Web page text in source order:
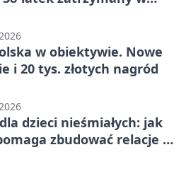
w obiektywie. Nowe
i 20 tys. złotych nagród
dzieci nieśmiałych: jak
zbudować relacje z